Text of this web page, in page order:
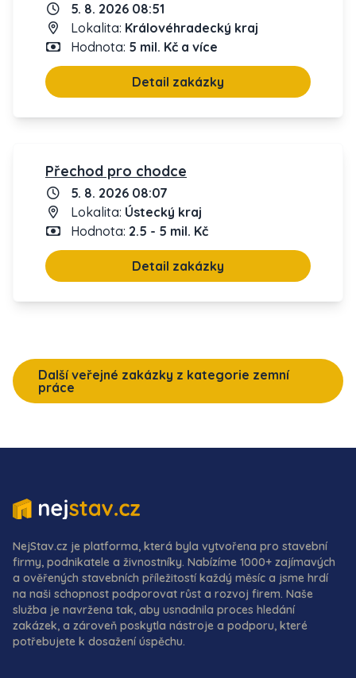
5. 8. 2026 08:51
Lokalita: Královéhradecký kraj
Hodnota: 5 mil. Kč a více
Detail zakázky
Přechod pro chodce
5. 8. 2026 08:07
Lokalita: Ústecký kraj
Hodnota: 2.5 - 5 mil. Kč
Detail zakázky
Další veřejné zakázky z kategorie zemní
práce
NejStav.cz je platforma, která byla vytvořena pro stavební
firmy, podnikatele a živnostníky. Nabízíme 1000+ zajímavých
a ověřených stavebních příležitostí každý měsíc a jsme hrdí
na naši schopnost podporovat růst a rozvoj firem. Naše
služba je navržena tak, aby usnadnila proces hledání
zakázek, a zároveň poskytla nástroje a podporu, které
potřebujete k dosažení úspěchu.